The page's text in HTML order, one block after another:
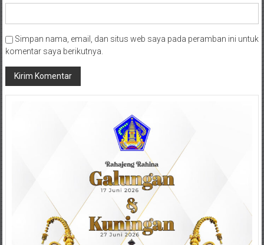
Simpan nama, email, dan situs web saya pada peramban ini untuk
komentar saya berikutnya.